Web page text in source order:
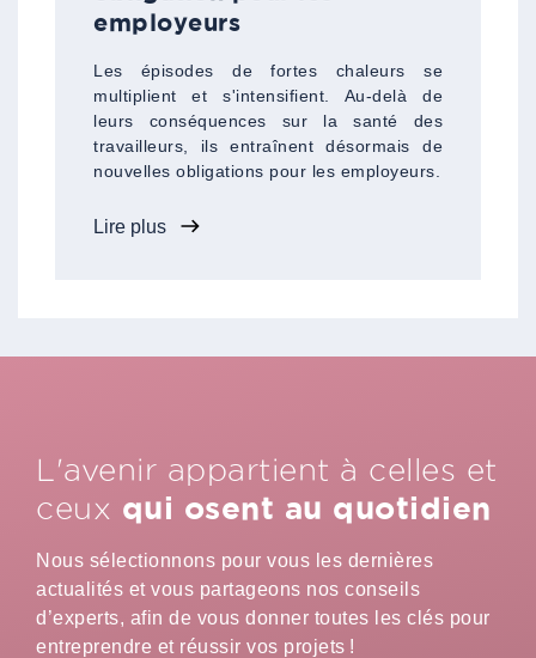
employeurs
Les épisodes de fortes chaleurs se
multiplient et s'intensifient. Au-delà de
leurs conséquences sur la santé des
travailleurs, ils entraînent désormais de
nouvelles obligations pour les employeurs.
Lire plus
L'avenir appartient à celles et
ceux qui osent au quotidien
Nous sélectionnons pour vous les dernières
actualités et vous partageons nos conseils
d’experts, afin de vous donner toutes les clés pour
entreprendre et réussir vos projets !